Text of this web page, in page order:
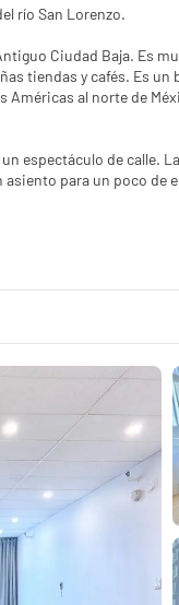
río San Lorenzo.
Ciudad Baja. Es
tiendas y cafés. Es
Américas al norte de
espectáculo de